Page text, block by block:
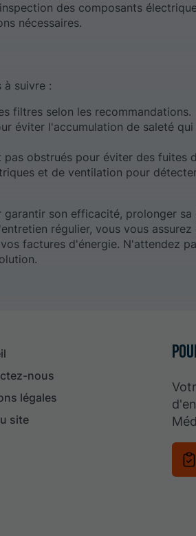
des composants
nécessaires.
à suivre :
filtres selon les recommandations.
éviter l'accumulation de saleté qui
obstrués pour éviter des fuites
et de ventilation pour
son efficacité, prolonger sa
régulier, vous vous
factures d'énergie. N'attendez
nous
légales
site